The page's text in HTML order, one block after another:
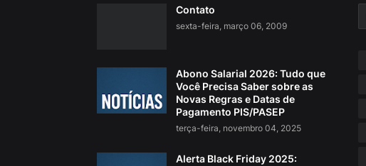
Contato
sexta-feira, março 06, 2009
Abono Salarial 2026: Tudo que
Você Precisa Saber sobre as
Novas Regras e Datas de
Pagamento PIS/PASEP
terça-feira, novembro 04, 2025
Alerta Black Friday 2025: